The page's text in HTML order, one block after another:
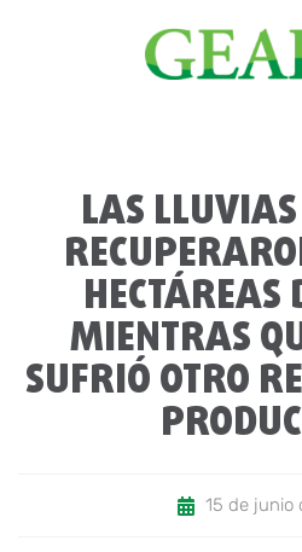
LAS
HECTÁREAS
MIENTRAS
SUFRIÓ OTRO
15 de junio